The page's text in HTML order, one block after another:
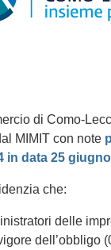
di Como-
MIMIT con note
in data 25 giugno
che:
delle
dell’obbligo